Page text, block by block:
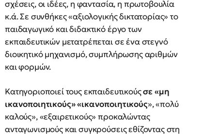
σχέσεις, οι ιδέες, η φαντασία, η πρωτοβουλία
κ.ά. Σε συνθήκες «αξιολογικής δικτατορίας» το
παιδαγωγικό και διδακτικό έργο των
εκπαιδευτικών μετατρέπεται σε ένα στεγνό
διοικητικό μηχανισμό, συμπλήρωσης αριθμών
και φορμών.
Κατηγοριοποιεί τους εκπαιδευτικούςσε «μη
ικανοποιητικούς» «ικανοποιητικούς», «πολύ
καλούς», «εξαιρετικούς» προκαλώντας
ανταγωνισμούς και συγκρούσεις εθίζοντας στη